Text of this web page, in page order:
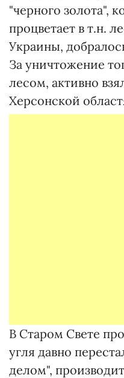
"черного золота",
процветает в т.н.
Украины,
За уничтожение
лесом, активно
Херсонской
В Старом Свете
угля давно
делом",